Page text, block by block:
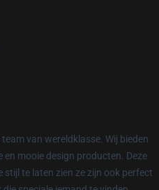
van wereldklasse. Wij bieden
mooie design producten. Deze
stijl te laten zien ze zijn ook perfect